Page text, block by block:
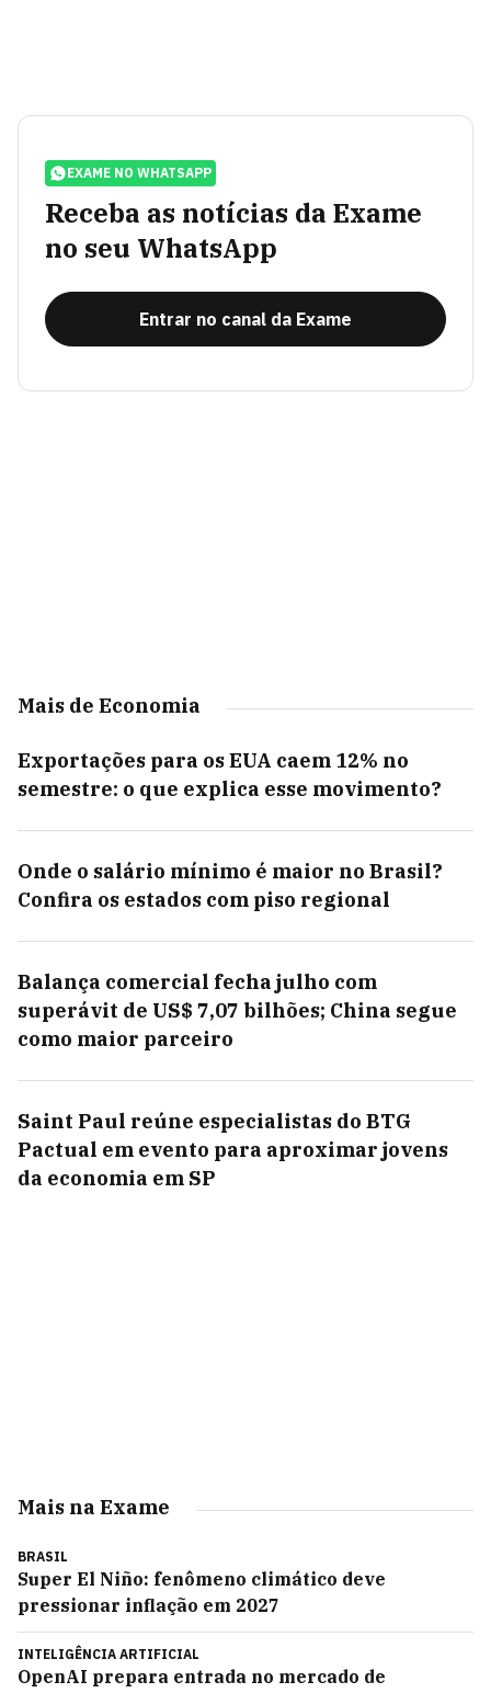
EXAME NO WHATSAPP
Receba as notícias da Exame
no seu WhatsApp
Entrar no canal da Exame
Mais de Economia
Exportações para os EUA caem 12% no
semestre: o que explica esse movimento?
Onde o salário mínimo é maior no Brasil?
Confira os estados com piso regional
Balança comercial fecha julho com
superávit de US$ 7,07 bilhões; China segue
como maior parceiro
Saint Paul reúne especialistas do BTG
Pactual em evento para aproximar jovens
da economia em SP
Mais na Exame
BRASIL
Super El Niño: fenômeno climático deve
pressionar inflação em 2027
INTELIGÊNCIA ARTIFICIAL
OpenAI prepara entrada no mercado de